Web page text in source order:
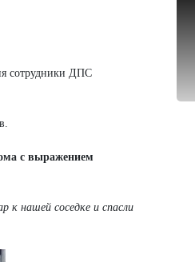
сотрудники ДПС
с выражением
к нашей соседке и спасли